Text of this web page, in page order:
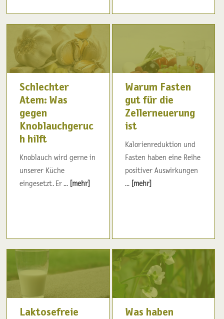
Schlechter
Atem: Was
gegen
Knoblauchgeruc
h hilft
Knoblauch wird gerne in
unserer Küche
eingesetzt. Er ... [mehr]
Warum Fasten
gut für die
Zellerneuerung
ist
Kalorienreduktion und
Fasten haben eine Reihe
positiver Auswirkungen
... [mehr]
Laktosefreie
Was haben